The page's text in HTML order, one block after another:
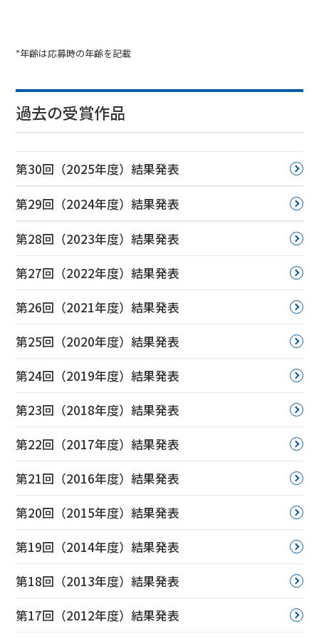
*年齢は応募時の年齢を記載
過去の受賞作品
第30回（2025年度）結果発表
第29回（2024年度）結果発表
第28回（2023年度）結果発表
第27回（2022年度）結果発表
第26回（2021年度）結果発表
第25回（2020年度）結果発表
第24回（2019年度）結果発表
第23回（2018年度）結果発表
第22回（2017年度）結果発表
第21回（2016年度）結果発表
第20回（2015年度）結果発表
第19回（2014年度）結果発表
第18回（2013年度）結果発表
第17回（2012年度）結果発表